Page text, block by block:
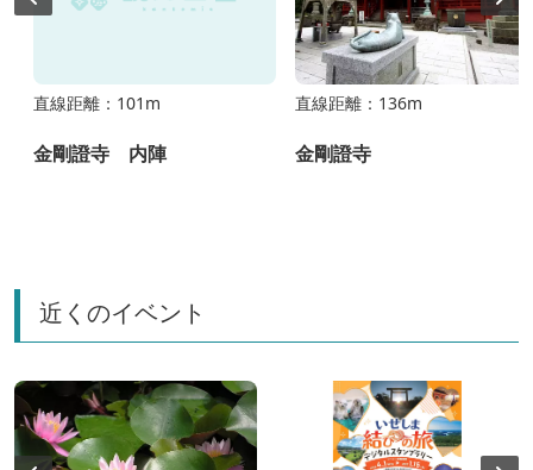
直線距離：101m
金剛證寺 内陣
直線距離：136m
金剛證寺
近くのイベント